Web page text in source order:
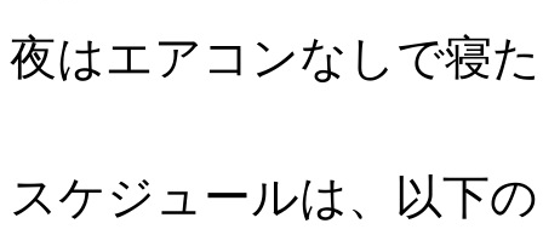
夜はエアコンなしで寝
スケジュールは、以下